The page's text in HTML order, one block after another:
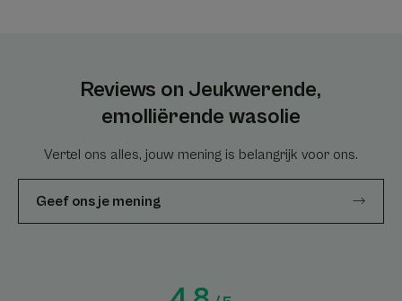
Reviews on Jeukwerende,
emolliërende wasolie
Vertel ons alles, jouw mening is belangrijk voor ons.
Geef ons je mening